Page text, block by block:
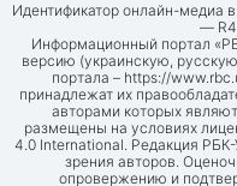
Идентификатор онлайн-медиа
—
Информационный портал
версию (украинскую,
портала – https://
принадлежат их
авторами которых
размещены на условиях
4.0 International. Редакция
зрения авторов.
опровержению и